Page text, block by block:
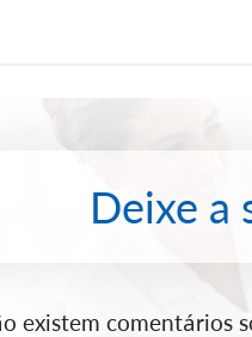
Deixe a
existem comentários